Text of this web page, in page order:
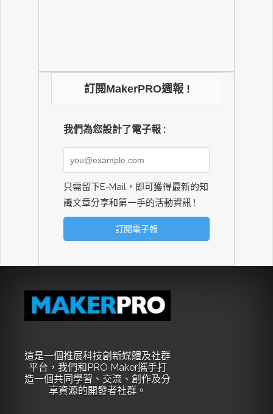
訂閱MakerPRO週報 !
我們為您設計了電子報 :
只需留下E-Mail，即可獲得最新的知
識文章分享和第一手的活動資訊 !
這是一個推展科技創新媒體及社群
平台，我們和PRO Maker攜手打
造一個共同學習、交流、創作及分
享資源的開發者社群。